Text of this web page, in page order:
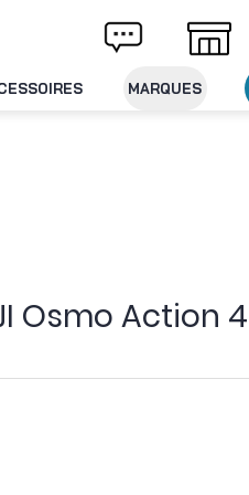
offerte dès 49€ d'achat
MARQUES
Osmo Action 4